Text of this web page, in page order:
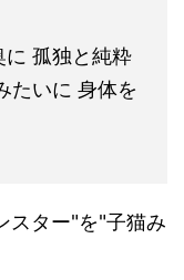
孤独と純粋
たいに 身体を
スター"を"子猫み